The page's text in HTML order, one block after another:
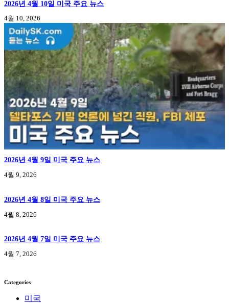
2026년 4월 10일 미국 주요 뉴스
4월 10, 2026
2026년 4월 9일 미국 주요 뉴스
4월 9, 2026
2026년 4월 8일 미국 주요 뉴스
4월 8, 2026
2026년 4월 7일 미국 주요 뉴스
4월 7, 2026
Categories
미국